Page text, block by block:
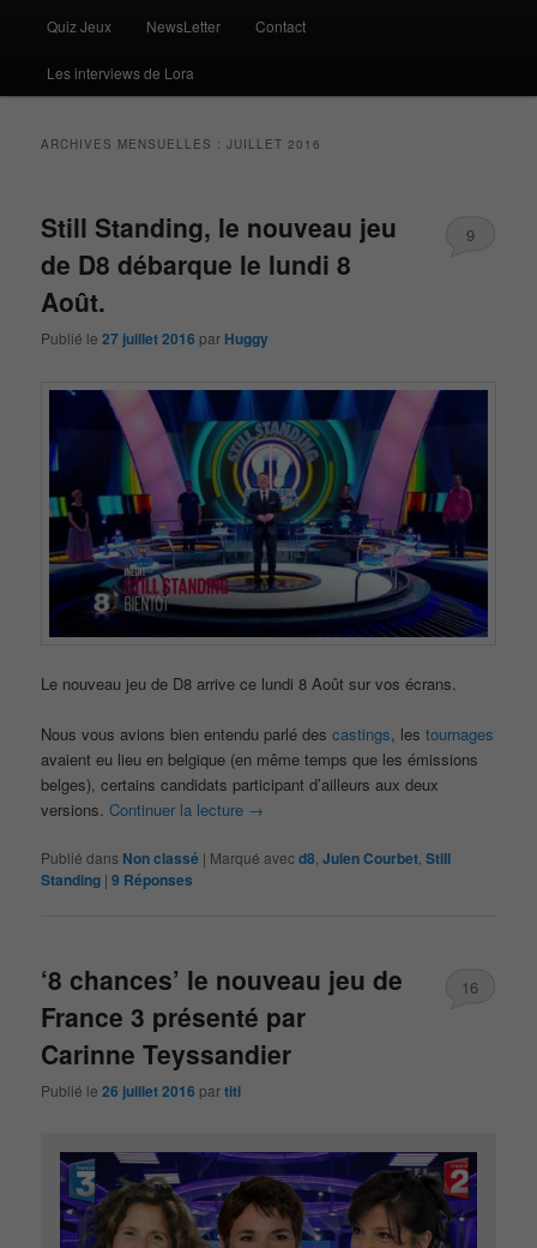
Quiz Jeux NewsLetter Contact
Les interviews de Lora
ARCHIVES MENSUELLES :JUILLET 2016
Still Standing, le nouveau jeu
de D8 débarque le lundi 8
Août.
Publié le27 juillet 2016 par Huggy
9
Le nouveau jeu de D8 arrive ce lundi 8 Août sur vos écrans.
Nous vous avions bien entendu parlé descastings, lestournages
avaient eu lieu en belgique (en même temps que les émissions
belges), certains candidats participant d’ailleurs aux deux
versions.Continuer la lecture →
Publié dans Non classé | Marqué avecd8 ,Juien Courbet ,Still
Standing |9 Réponses
‘8 chances’ le nouveau jeu de
France 3 présenté par
Carinne Teyssandier
Publié le26 juillet 2016 partiti
16